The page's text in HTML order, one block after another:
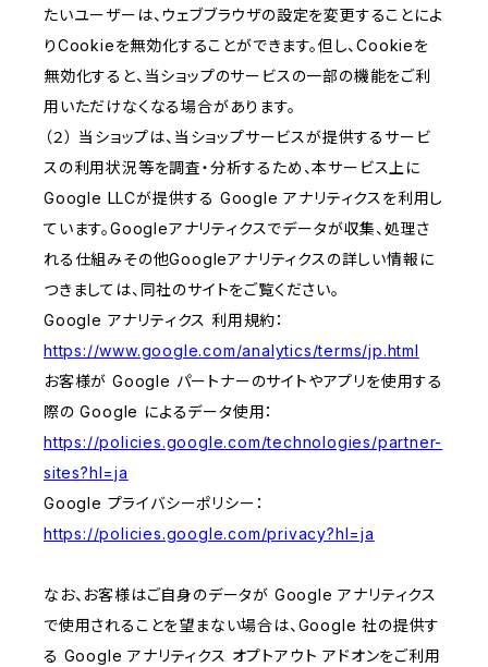
たいユーザーは、ウェブブラウザの設定を変更することによ
りCookieを無効化することができます。但し、Cookieを
無効化すると、当ショップのサービスの一部の機能をご利
用いただけなくなる場合があります。
（２） 当ショップは、当ショップサービスが提供するサービ
スの利用状況等を調査・分析するため、本サービス上に
Google LLCが提供する Google アナリティクスを利用し
ています。Googleアナリティクスでデータが収集、処理さ
れる仕組みその他Googleアナリティクスの詳しい情報に
つきましては、同社のサイトをご覧ください。
Google アナリティクス 利用規約：
https://www.google.com/analytics/terms/jp.html
お客様が Google パートナーのサイトやアプリを使用する
際の Google によるデータ使用：
https://policies.google.com/technologies/partner-
sites?hl=ja
Google プライバシーポリシー：
https://policies.google.com/privacy?hl=ja
なお、お客様はご自身のデータが Google アナリティクス
で使用されることを望まない場合は、Google 社の提供す
る Google アナリティクス オプトアウト アドオンをご利用